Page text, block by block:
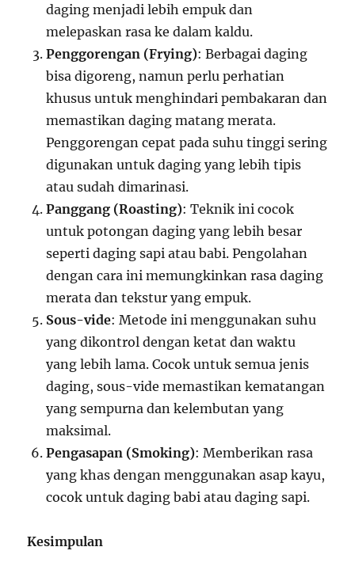
daging menjadi lebih empuk dan
melepaskan rasa ke dalam kaldu.
Penggorengan (Frying): Berbagai daging
bisa digoreng, namun perlu perhatian
khusus untuk menghindari pembakaran dan
memastikan daging matang merata.
Penggorengan cepat pada suhu tinggi sering
digunakan untuk daging yang lebih tipis
atau sudah dimarinasi.
Panggang (Roasting): Teknik ini cocok
untuk potongan daging yang lebih besar
seperti daging sapi atau babi. Pengolahan
dengan cara ini memungkinkan rasa daging
merata dan tekstur yang empuk.
Sous-vide: Metode ini menggunakan suhu
yang dikontrol dengan ketat dan waktu
yang lebih lama. Cocok untuk semua jenis
daging, sous-vide memastikan kematangan
yang sempurna dan kelembutan yang
maksimal.
Pengasapan (Smoking): Memberikan rasa
yang khas dengan menggunakan asap kayu,
cocok untuk daging babi atau daging sapi.
Kesimpulan